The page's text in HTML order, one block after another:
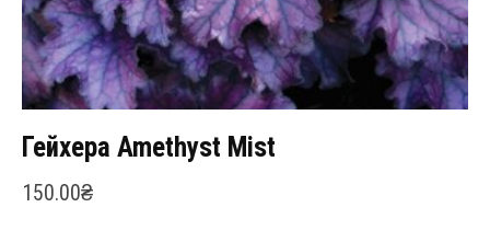
Гейхера Amethyst Mist
150.00₴